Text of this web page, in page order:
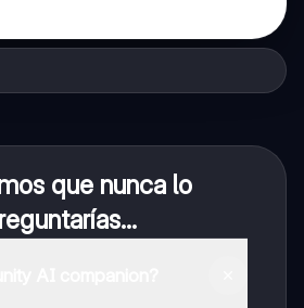
que nunca lo